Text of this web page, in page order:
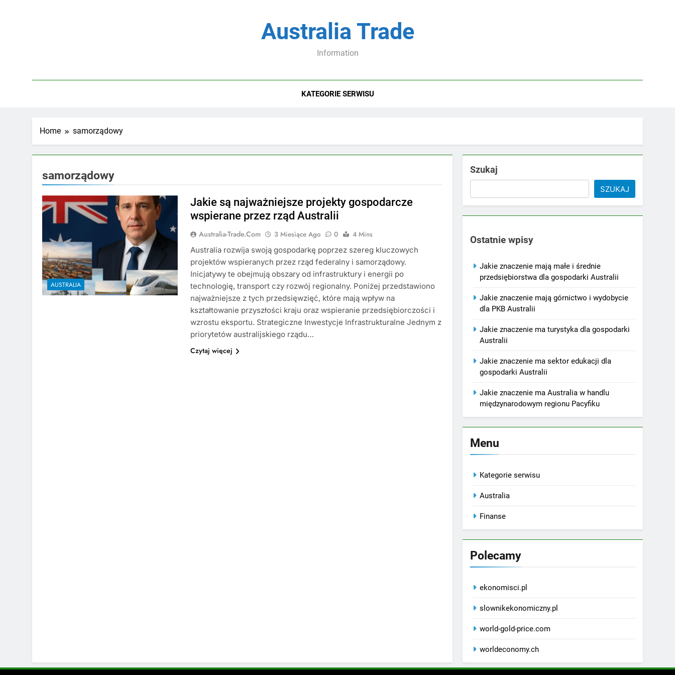
Australia Trade
Information
KATEGORIE SERWISU
Home samorządowy
samorządowy
AUSTRALIA
Jakie są najważniejsze projekty gospodarcze
wspierane przez rząd Australii
Australia-Trade.com 3 Miesiące Ago 0
4 Mins
Australia rozwija swoją gospodarkę poprzez szereg kluczowych
projektów wspieranych przez rząd federalny i samorządowy.
Inicjatywy te obejmują obszary od infrastruktury i energii po
technologię, transport czy rozwój regionalny. Poniżej przedstawiono
najważniejsze z tych przedsięwzięć, które mają wpływ na
kształtowanie przyszłości kraju oraz wspieranie przedsiębiorczości i
wzrostu eksportu. Strategiczne Inwestycje Infrastrukturalne Jednym z
priorytetów australijskiego rządu…
Czytaj więcej
Szukaj
SZUKAJ
Ostatnie wpisy
Jakie znaczenie mają małe i średnie
przedsiębiorstwa dla gospodarki Australii
Jakie znaczenie mają górnictwo i wydobycie
dla PKB Australii
Jakie znaczenie ma turystyka dla gospodarki
Australii
Jakie znaczenie ma sektor edukacji dla
gospodarki Australii
Jakie znaczenie ma Australia w handlu
międzynarodowym regionu Pacyfiku
Menu
Kategorie serwisu
Australia
Finanse
Polecamy
ekonomisci.pl
slownikekonomiczny.pl
world-gold-price.com
worldeconomy.ch